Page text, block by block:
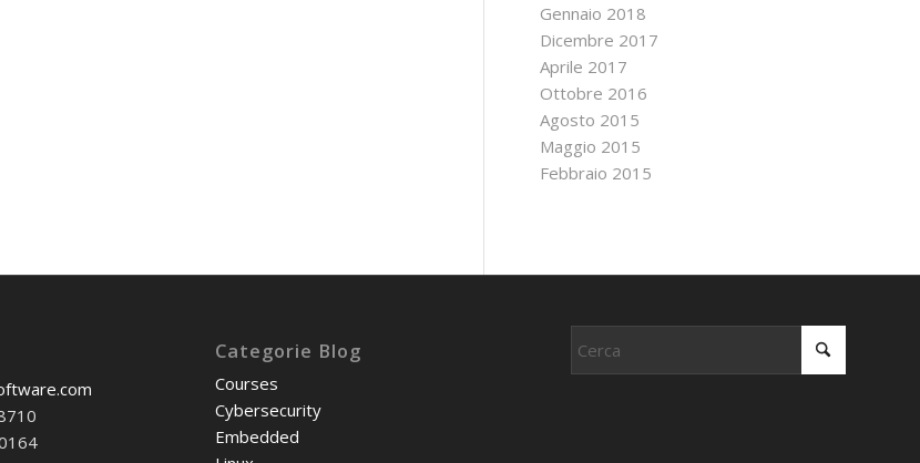
Gennaio 2018
Dicembre 2017
Aprile 2017
Ottobre 2016
Agosto 2015
Maggio 2015
Febbraio 2015
Categorie Blog
Courses
Cybersecurity
Embedded